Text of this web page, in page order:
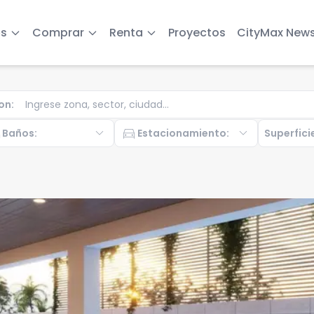
Comprar Renta Proyectos CityMax
:
Baños: expand_more directions_car Estacionamiento: expand_more